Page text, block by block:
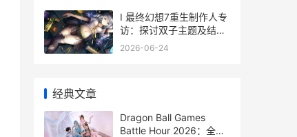
I 最终幻想7重生制作人专
访：探讨双子主题及结局
进步新解读
2026-06-24
经典文章
Dragon Ball Games
Battle Hour 2026：全部